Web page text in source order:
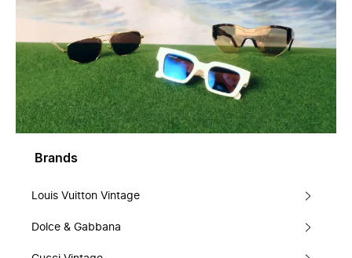
Brands
Louis Vuitton Vintage
Dolce & Gabbana